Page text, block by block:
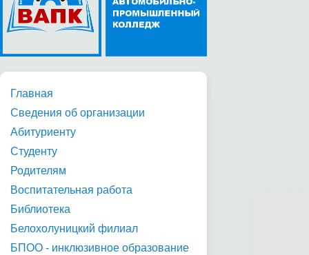
Главная
Сведения об организации
Абитуриенту
Студенту
Родителям
Воспитательная работа
Библиотека
Белохолуницкий филиал
БПОО - инклюзивное образование